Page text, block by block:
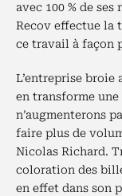
avec 100 % de
Recov effectue la
ce travail à façon
L’entreprise broie
en transforme
n’augmenterons
faire plus de
Nicolas Richard.
coloration des
en effet dans son